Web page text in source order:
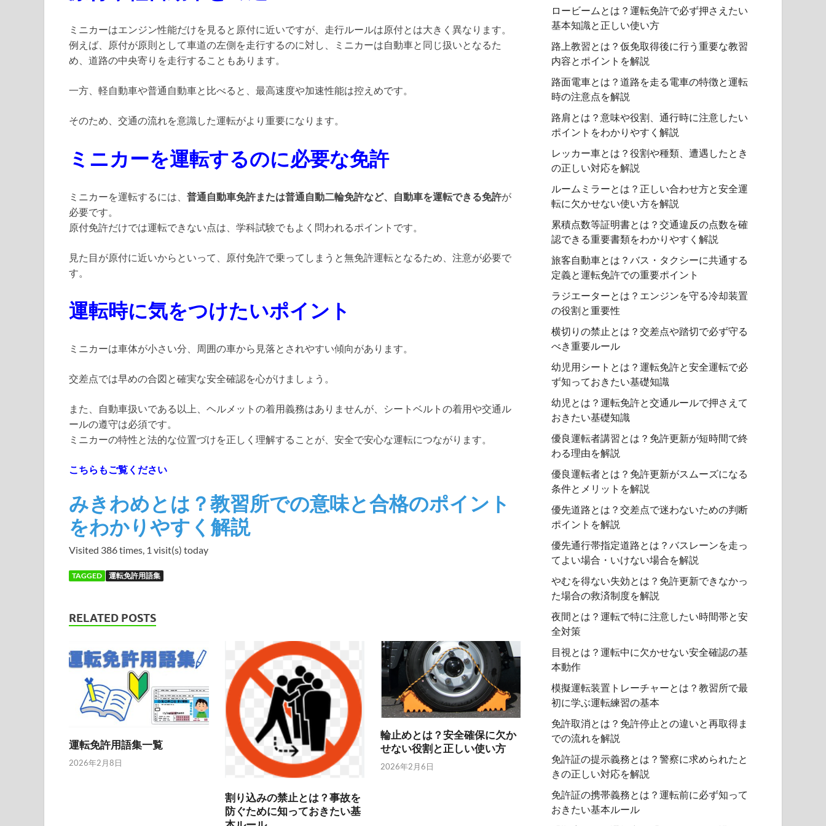
ミニカーはエンジン性能だけを見ると原付に近いですが、走行ルールは原付とは大きく異なります。
例えば、原付が原則として車道の左側を走行するのに対し、ミニカーは自動車と同じ扱いとなるた
め、道路の中央寄りを走行することもあります。
一方、軽自動車や普通自動車と比べると、最高速度や加速性能は控えめです。
そのため、交通の流れを意識した運転がより重要になります。
ミニカーを運転するのに必要な免許
ミニカーを運転するには、 普通自動車免許または普通自動二輪免許など、自動車を運転できる免許が
必要です。
原付免許だけでは運転できない点は、学科試験でもよく問われるポイントです。
見た目が原付に近いからといって、原付免許で乗ってしまうと無免許運転となるため、注意が必要で
す。
運転時に気をつけたいポイント
ミニカーは車体が小さい分、周囲の車から見落とされやすい傾向があります。
交差点では早めの合図と確実な安全確認を心がけましょう。
また、自動車扱いである以上、ヘルメットの着用義務はありませんが、シートベルトの着用や交通ル
ールの遵守は必須です。
ミニカーの特性と法的な位置づけを正しく理解することが、安全で安心な運転につながります。
こちらもご覧ください
みきわめとは？教習所での意味と合格のポイント
をわかりやすく解説
Visited 386 times, 1 visit(s) today
TAGGED 運転免許用語集
RELATED POSTS
運転免許用語集一覧
2026年2月8日
割り込みの禁止とは？事故を
防ぐために知っておきたい基
輪止めとは？安全確保に欠か
せない役割と正しい使い方
2026年2月6日
ロービームとは？運転免許で必ず押さえたい
基本知識と正しい使い方
路上教習とは？仮免取得後に行う重要な教習
内容とポイントを解説
路面電車とは？道路を走る電車の特徴と運転
時の注意点を解説
路肩とは？意味や役割、通行時に注意したい
ポイントをわかりやすく解説
レッカー車とは？役割や種類、遭遇したとき
の正しい対応を解説
ルームミラーとは？正しい合わせ方と安全運
転に欠かせない使い方を解説
累積点数等証明書とは？交通違反の点数を確
認できる重要書類をわかりやすく解説
旅客自動車とは？バス・タクシーに共通する
定義と運転免許での重要ポイント
ラジエーターとは？エンジンを守る冷却装置
の役割と重要性
横切りの禁止とは？交差点や踏切で必ず守る
べき重要ルール
幼児用シートとは？運転免許と安全運転で必
ず知っておきたい基礎知識
幼児とは？運転免許と交通ルールで押さえて
おきたい基礎知識
優良運転者講習とは？免許更新が短時間で終
わる理由を解説
優良運転者とは？免許更新がスムーズになる
条件とメリットを解説
優先道路とは？交差点で迷わないための判断
ポイントを解説
優先通行帯指定道路とは？バスレーンを走っ
てよい場合・いけない場合を解説
やむを得ない失効とは？免許更新できなかっ
た場合の救済制度を解説
夜間とは？運転で特に注意したい時間帯と安
全対策
目視とは？運転中に欠かせない安全確認の基
本動作
模擬運転装置トレーチャーとは？教習所で最
初に学ぶ運転練習の基本
免許取消とは？免許停止との違いと再取得ま
での流れを解説
免許証の提示義務とは？警察に求められたと
きの正しい対応を解説
免許証の携帯義務とは？運転前に必ず知って
おきたい基本ルール